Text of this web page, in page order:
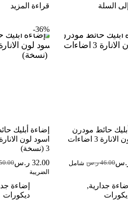
السلة
قراءة المزيد
حائط مودرن
اسود لون الانارة 3 اضاءات
46.00 ر.س السعر
هو:
46.00 ر.س.
السعر
هو:
28.00 ر.س.
شامل
إضاءة جدارية,
36%-
إضاءة أبليك
اسود لون
3 (نسخة)
هو:
50.00 ر.س.
32.00 ر.س
هو:
32.00 ر.س.
الضريبة
إضاءة
ديكورات